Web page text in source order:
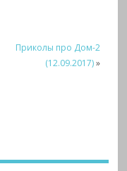
Приколы про Дом-2
(12.09.2017)»